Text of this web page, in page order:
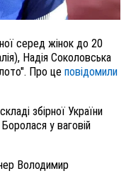
серед жінок до 20
Надія Соколовська
Про це повідомили
збірної України
у ваговій
Володимир